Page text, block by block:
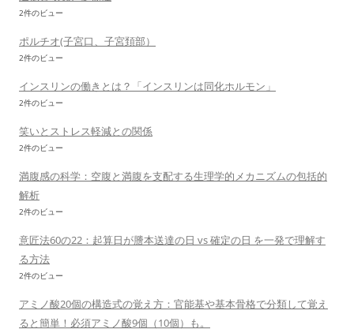
2件のビュー
ポルチオ(子宮口、子宮頚部）
2件のビュー
インスリンの働きとは？「インスリンは同化ホルモン」
2件のビュー
笑いとストレス軽減との関係
2件のビュー
満腹感の科学：空腹と満腹を支配する生理学的メカニズムの包括的
解析
2件のビュー
意匠法60の22：起算日が謄本送達の日 vs 確定の日 を一発で理解す
る方法
2件のビュー
アミノ酸20個の構造式の覚え方：官能基や基本骨格で分類して覚え
ると簡単！必須アミノ酸9個（10個）も。